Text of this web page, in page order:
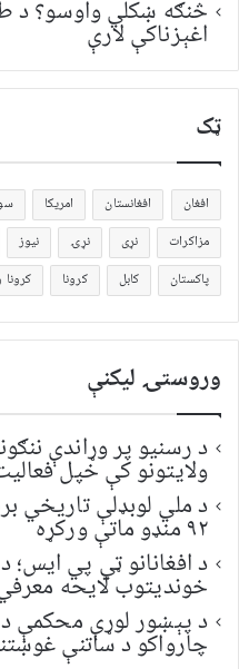
اغېزناکې لارې
ټک
افغان افغانستان امریکا
مزاکرات
نړی نړۍ نیوز
پاکستان
کابل کرونا
وروستۍ ليکنې
د رسنیو پر وړاندې
ولایتونو کې خپل
د ملي لوبډلې تاریخي
۹۲ منډو ماتې ورکړه
د افغانانو ټي پي
خونديتوب لایحه
د پېښور لوړې محکمې
چارواکو د ساتنې